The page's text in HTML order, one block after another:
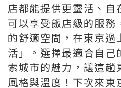
店都能提供更靈活、自
可以享受飯店級的服務
的舒適空間，在東京過
活」。選擇最適合自己
索城市的魅力，讓這趟
風格與溫度！下次來東